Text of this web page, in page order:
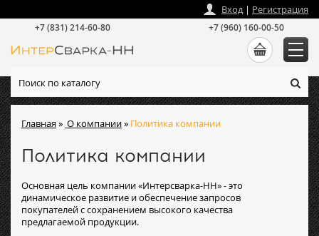
Главная» О компании» Политика компании
Политика компании
Основная цель компании «Интерсварка-НН» - это
динамическое развитие и обеспечение запросов
покупателей с сохранением высокого качества
предлагаемой продукции.
Вход| Регистрация
+7 (831) 214-60-80 +7 (960) 160-00-50